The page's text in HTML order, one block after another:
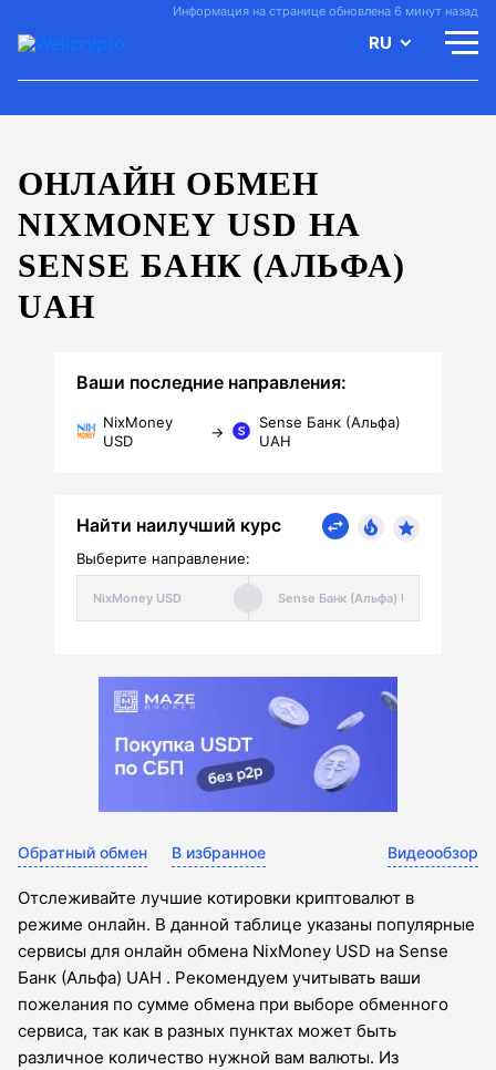
Информация на странице обновлена 6 минут назад
RU
ОНЛАЙН ОБМЕН
NIXMONEY USD НА
SENSE БАНК (АЛЬФА)
UAH
Ваши последние направления:
NixMoney
USD
→
Sense Банк (Альфа)
UAH
Найти наилучший курс
Выберите направление:
Обратный обмен В избранное Видеообзор
Отслеживайте лучшие котировки криптовалют в
режиме онлайн. В данной таблице указаны популярные
сервисы для онлайн обмена NixMoney USD на Sense
Банк (Альфа) UAH . Рекомендуем учитывать ваши
пожелания по сумме обмена при выборе обменного
сервиса, так как в разных пунктах может быть
различное количество нужной вам валюты. Из